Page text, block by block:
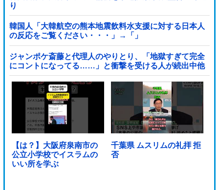
り
韓国人「大韓航空の熊本地震飲料水支援に対する日本人
の反応をご覧ください・・・」→「」
ジャンポケ斎藤と代理人のやりとり、「地獄すぎて完全
にコントになってる……」と衝撃を受ける人が続出中他
【は？】大阪府泉南市の
公立小学校でイスラムの
いい所を学ぶ
千葉県 ムスリムの礼拝 拒
否